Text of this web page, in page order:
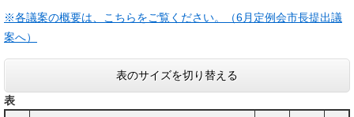
※各議案の概要は、こちらをご覧ください。（6月定例会市長提出議
案へ）
表のサイズを切り替える
表